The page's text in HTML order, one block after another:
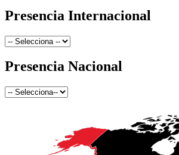
Presencia Internacional
Presencia Nacional